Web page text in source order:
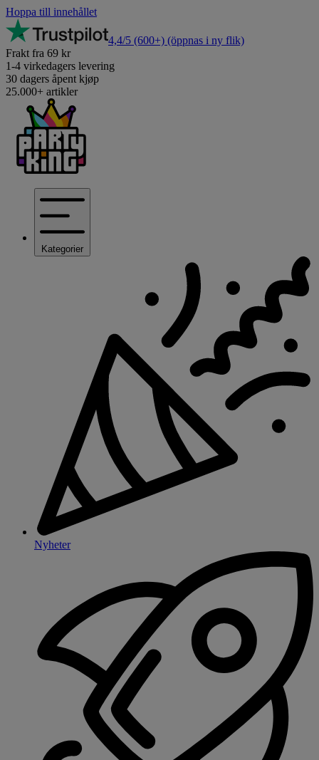
Hoppa till innehållet
4,4/5 (600+) (öppnas i ny flik)
Frakt fra 69 kr
1-4 virkedagers levering
30 dagers åpent kjøp
25.000+ artikler
Kategorier
Nyheter